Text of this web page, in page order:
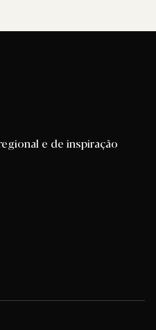
e de inspiração